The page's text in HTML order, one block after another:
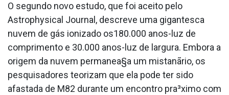
O segundo novo estudo, que foi aceito pelo
Astrophysical Journal, descreve uma gigantesca
nuvem de gás ionizado os180.000 anos-luz de
comprimento e 30.000 anos-luz de largura. Embora a
origem da nuvem permanea§a um mistanãrio, os
pesquisadores teorizam que ela pode ter sido
afastada de M82 durante um encontro pra³ximo com